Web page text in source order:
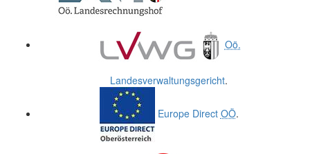
Oö.
Landesverwaltungsgericht.
Europe Direct OÖ.